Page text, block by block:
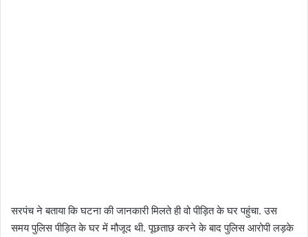
सरपंच ने बताया कि घटना की जानकारी मिलते ही वो पीड़ित के घर पहुंचा. उस
समय पुलिस पीड़ित के घर में मौजूद थी. पूछताछ करने के बाद पुलिस आरोपी लड़के